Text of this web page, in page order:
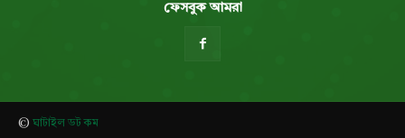
ফেসবুক আমরা
© ঘাটাইল ডট কম